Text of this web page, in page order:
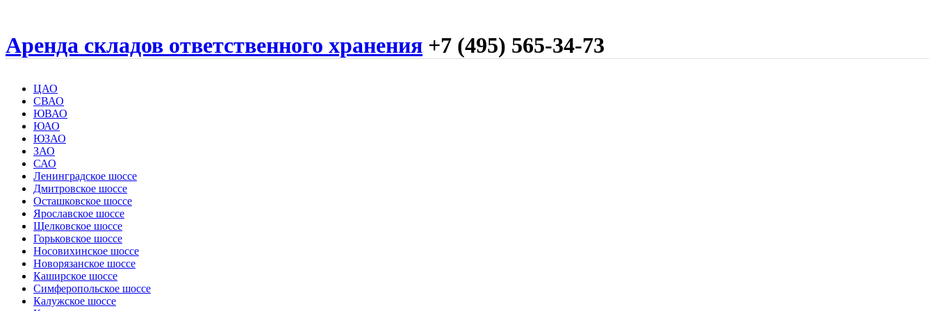
Аренда складов ответственного хранения +7 (495) 565-34-73
ЦАО
СВАО
ЮВАО
ЮАО
ЮЗАО
ЗАО
САО
Ленинградское шоссе
Дмитровское шоссе
Осташковское шоссе
Ярославское шоссе
Щелковское шоссе
Горьковское шоссе
Носовихинское шоссе
Новорязанское шоссе
Каширское шоссе
Симферопольское шоссе
Калужское шоссе